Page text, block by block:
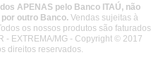
APENAS pelo Banco ITAÚ, não
outro Banco. Vendas sujeitas à
os nossos produtos são faturados
- EXTREMA/MG - Copyright © 2017
direitos reservados.